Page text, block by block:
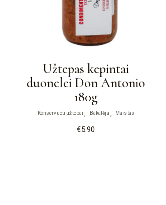
Užtepas kepintai
duonelei Don Antonio
180g
Konservuoti užtepai Bakalėja Maistas
€5.90